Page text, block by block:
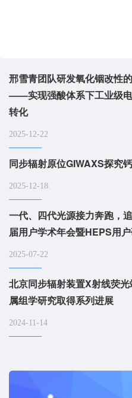
邢雪青团队研发氧化铟改性
——实现强酸体系下工业级
转化
2025-12-22
同步辐射原位GIWAXS探究
2025-12-18
一代、四代光源接力奔跑
届用户学术年会暨HEPS用
2025-07-22
北京同步辐射装置X射线荧
属组学研究取得系列进展
2024-11-14